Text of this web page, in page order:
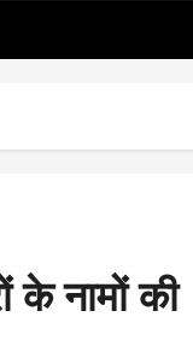
के नामों की